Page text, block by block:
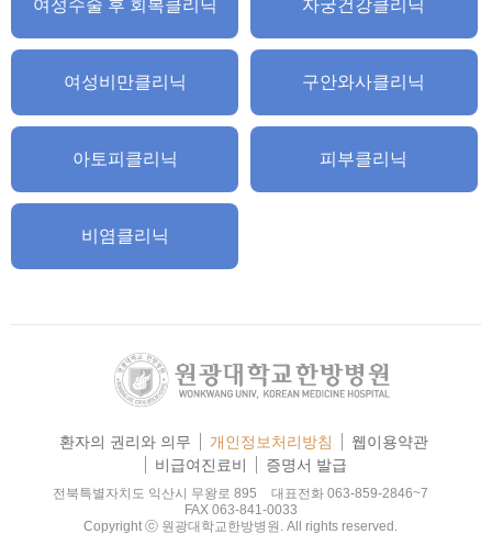
여성수술 후 회복클리닉 자궁건강클리닉
여성비만클리닉 구안와사클리닉
아토피클리닉 피부클리닉
비염클리닉
환자의 권리와 의무 개인정보처리방침
웹이용약관
비급여진료비
증명서 발급
전북특별자치도 익산시 무왕로 895
대표전화 063-859-2846~7
FAX 063-841-0033
Copyright ⓒ 원광대학교한방병원. All rights reserved.